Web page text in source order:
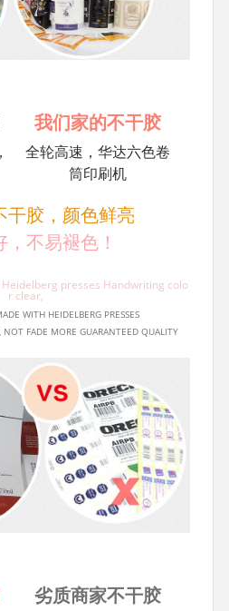
我们家的不干胶
全轮高速，华达六色卷
筒印刷机
干胶，颜色鲜亮
不易褪色！
presses Handwriting colo
r clear,
WITH HEIDELBERG PRESSES
NOT FADE MORE GUARANTEED QUALITY
劣质商家不干胶